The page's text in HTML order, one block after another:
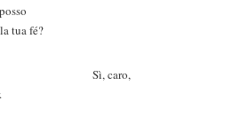
tua fé?
caro,